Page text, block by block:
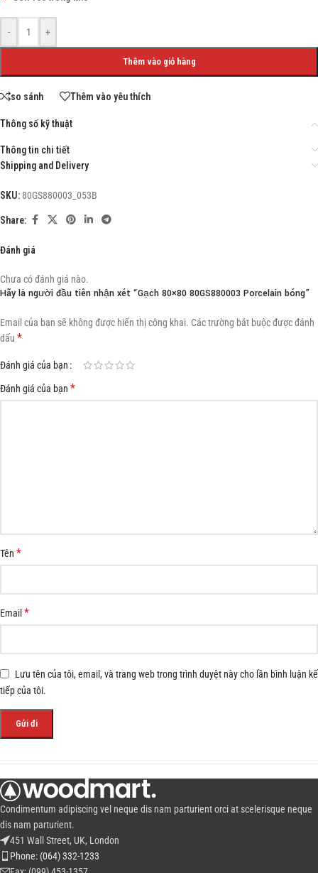
- +
Thêm vào giỏ hàng
so sánh Thêm vào yêu thích
Thông số kỹ thuật
Thông tin chi tiết
Shipping and Delivery
SKU: 80GS880003_053B
Share:
Đánh giá
Chưa có đánh giá nào.
Hãy là người đầu tiên nhận xét “Gạch 80×80 80GS880003 Porcelain bóng”
Email của bạn sẽ không được hiển thị công khai. Các trường bắt buộc được đánh
dấu *
Đánh giá của bạn
Đánh giá của bạn *
Tên *
Email *
Lưu tên của tôi, email, và trang web trong trình duyệt này cho lần bình luận kế
tiếp của tôi.
Condimentum adipiscing vel neque dis nam parturient orci at scelerisque neque
dis nam parturient.
451 Wall Street, UK, London
Phone: (064) 332-1233